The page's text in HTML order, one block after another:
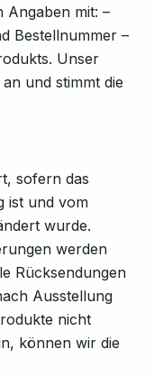
Angaben mit: –
Bestellnummer –
Unser
und stimmt die
sofern das
ist und vom
wurde.
werden
Rücksendungen
Ausstellung
nicht
können wir die